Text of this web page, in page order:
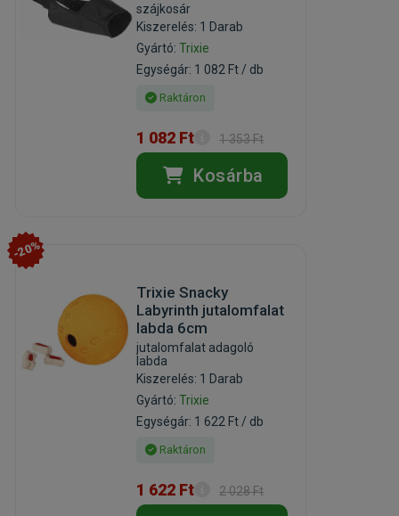
szájkosár
Kiszerelés: 1 Darab
Gyártó:Trixie
Egységár: 1 082 Ft / db
Raktáron
1 082 Ft 1 353 Ft
Kosárba
-20%
Trixie Snacky
Labyrinth jutalomfalat
labda 6cm
jutalomfalat adagoló
labda
Kiszerelés: 1 Darab
Gyártó:Trixie
Egységár: 1 622 Ft / db
Raktáron
1 622 Ft 2 028 Ft